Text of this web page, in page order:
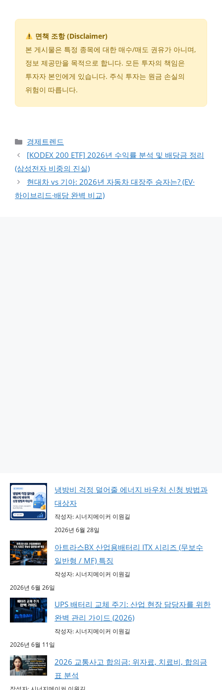
면책 조항 (Disclaimer)
본 게시물은 특정 종목에 대한 매수/매도 권유가 아니며,
정보 제공만을 목적으로 합니다. 모든 투자의 책임은
투자자 본인에게 있습니다. 주식 투자는 원금 손실의
위험이 따릅니다.
카테고리
경제트렌드
[KODEX 200 ETF] 2026년 수익률 분석 및 배당금 정리
(삼성전자 비중의 진실)
현대차 vs 기아: 2026년 자동차 대장주 승자는? (EV·
하이브리드·배당 완벽 비교)
냉방비 걱정 덜어줄 에너지 바우처 신청 방법과
대상자
작성자: 시너지메이커 이원길
2026년 6월 28일
아트라스BX 산업용배터리 ITX 시리즈 (무보수
일반형 / MF) 특징
작성자: 시너지메이커 이원길
2026년 6월 26일
UPS 배터리 교체 주기: 산업 현장 담당자를 위한
완벽 관리 가이드 (2026)
작성자: 시너지메이커 이원길
2026년 6월 11일
2026 교통사고 합의금: 위자료, 치료비, 합의금
표 분석